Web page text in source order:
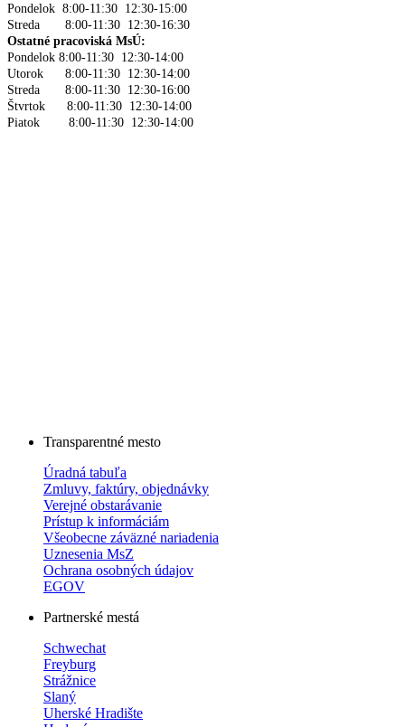
Pondelok 8:00-11:30 12:30-15:00
Streda 8:00-11:30 12:30-16:30
Ostatné pracoviská MsÚ:
Pondelok 8:00-11:30 12:30-14:00
Utorok 8:00-11:30 12:30-14:00
Streda 8:00-11:30 12:30-16:00
Štvrtok 8:00-11:30 12:30-14:00
Piatok 8:00-11:30 12:30-14:00
Transparentné mesto
Úradná tabuľa
Zmluvy, faktúry, objednávky
Verejné obstarávanie
Prístup k informáciám
Všeobecne záväzné nariadenia
Uznesenia MsZ
Ochrana osobných údajov
EGOV
Partnerské mestá
Schwechat
Freyburg
Strážnice
Slaný
Uherské Hradište